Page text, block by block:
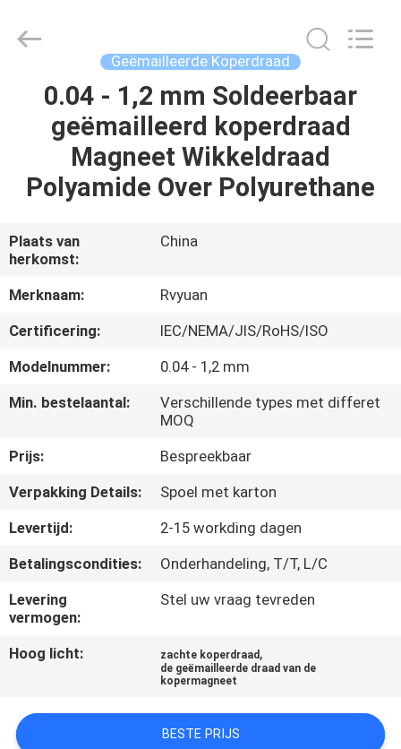
HUIS
PRODUCTEN
VIDEOS
ONGEVEER
ONS
FABRIEKSREIS
KWALITEITSCONTROLE
CONTACTEER
ONS
NIEUWS
VERZOEK
OM EEN
SITEMAP
Material
Co,.Ltd.
Geëmailleerde Koperdraad
0.04 - 1,2 mm Soldeerbaar
geëmailleerd koperdraad
Magneet Wikkeldraad
Polyamide Over Polyurethane
Plaats van
herkomst:
China
Merknaam:
Rvyuan
Certificering:
IEC/NEMA/JIS/RoHS/ISO
Modelnummer:
0.04 - 1,2 mm
Min. bestelaantal:
Verschillende types met differet
MOQ
Prijs:
Bespreekbaar
Verpakking Details:
Spoel met karton
Levertijd:
2-15 workding dagen
Betalingscondities:
Onderhandeling, T/T, L/C
Levering
vermogen:
Stel uw vraag tevreden
Hoog licht: zachte koperdraad ,
de geëmailleerde draad van de
kopermagneet
BESTE PRIJS